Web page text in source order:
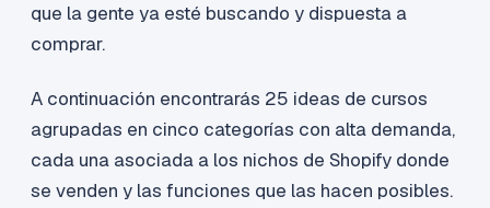
que la gente ya esté buscando y dispuesta a
comprar.
A continuación encontrarás 25 ideas de cursos
agrupadas en cinco categorías con alta demanda,
cada una asociada a los nichos de Shopify donde
se venden y las funciones que las hacen posibles.